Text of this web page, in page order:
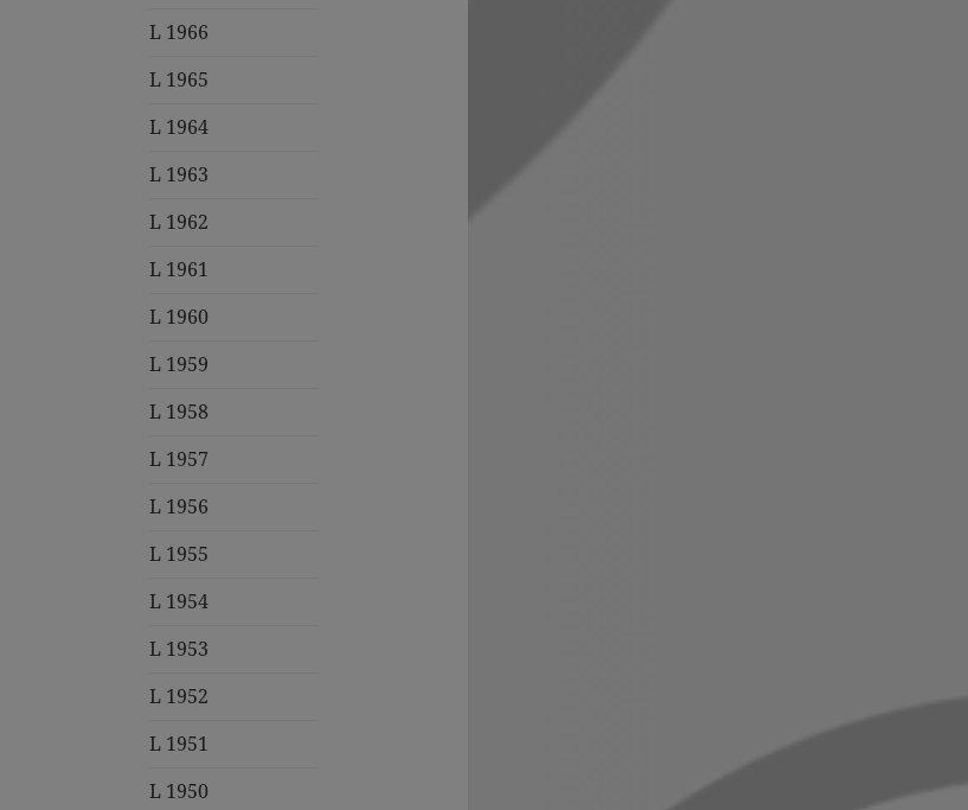
L 1966
L 1965
L 1964
L 1963
L 1962
L 1961
L 1960
L 1959
L 1958
L 1957
L 1956
L 1955
L 1954
L 1953
L 1952
L 1951
L 1950